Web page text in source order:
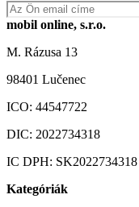
mobil online, s.r.o.
M. Rázusa 13
98401 Lučenec
ICO: 44547722
DIC: 2022734318
IC DPH: SK2022734318
Kategóriák